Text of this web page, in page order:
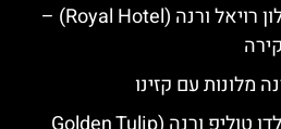
מלון רויאל ורנה (Royal Hotel) –
מלונות עם קזינו